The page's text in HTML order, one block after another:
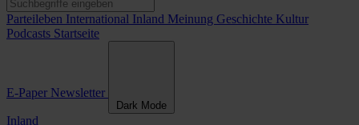
Parteileben International Inland Meinung Geschichte Kultur
Podcasts Startseite
E-Paper Newsletter
Dark Mode
Inland